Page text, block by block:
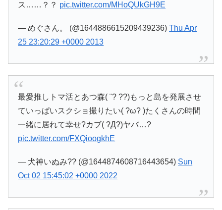
ス……？？ pic.twitter.com/MHoQUkGH9E
— めぐさん。 (@1644886615209439236)Thu Apr
25 23:20:29 +0000 2013
最愛推しトマ活とあつ森( ¨? ??)もっと島を発展させ
ていっぱいスクショ撮りたい( ?ω? )たくさんの時間
一緒に居れて幸せ?カブ( ?Д?)ヤバ…?
pic.twitter.com/FXQioogkhE
— 犬神いぬみ?? (@1644874608716443654) Sun
Oct 02 15:45:02 +0000 2022